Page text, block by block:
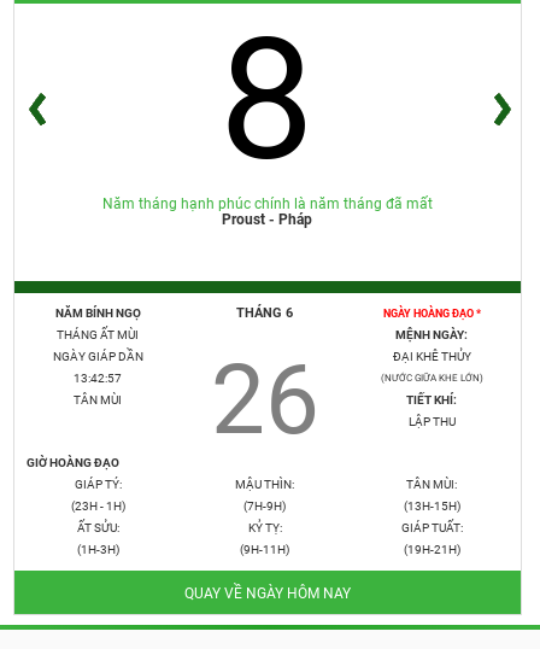
8
Năm tháng hạnh phúc chính là năm tháng đã mất
Proust - Pháp
NĂM BÍNH NGỌ
THÁNG ẤT MÙI
NGÀY GIÁP DẦN
13:42:59
TÂN MÙI
THÁNG 6
26
NGÀY HOÀNG ĐẠO *
MỆNH NGÀY:
ĐẠI KHÊ THỦY
(NƯỚC GIỮA KHE LỚN)
TIẾT KHÍ:
LẬP THU
GIỜ HOÀNG ĐẠO
GIÁP TÝ:
(23H - 1H)
ẤT SỬU:
(1H-3H)
MẬU THÌN:
(7H-9H)
KỶ TỴ:
(9H-11H)
TÂN MÙI:
(13H-15H)
GIÁP TUẤT:
(19H-21H)
QUAY VỀ NGÀY HÔM NAY